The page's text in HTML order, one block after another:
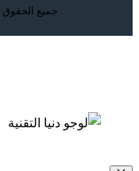
جميع الحقوق